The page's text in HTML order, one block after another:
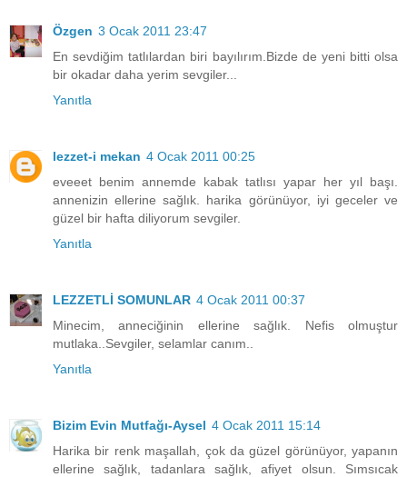
Özgen 3 Ocak 2011 23:47
En sevdiğim tatlılardan biri bayılırım.Bizde de yeni bitti olsa
bir okadar daha yerim sevgiler...
Yanıtla
lezzet-i mekan 4 Ocak 2011 00:25
eveeet benim annemde kabak tatlısı yapar her yıl başı.
annenizin ellerine sağlık. harika görünüyor, iyi geceler ve
güzel bir hafta diliyorum sevgiler.
Yanıtla
LEZZETLİ SOMUNLAR 4 Ocak 2011 00:37
Minecim, anneciğinin ellerine sağlık. Nefis olmuştur
mutlaka..Sevgiler, selamlar canım..
Yanıtla
Bizim Evin Mutfağı-Aysel 4 Ocak 2011 15:14
Harika bir renk maşallah, çok da güzel görünüyor, yapanın
ellerine sağlık, tadanlara sağlık, afiyet olsun. Sımsıcak